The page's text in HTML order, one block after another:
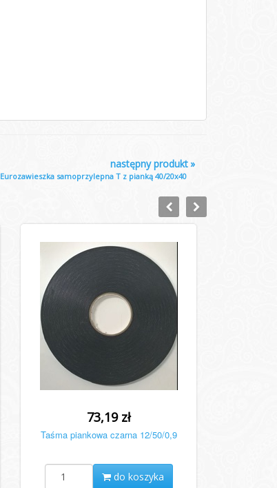
»
następny produkt
Eurozawieszka samoprzylepna T z pianką 40/20x40
73,19 zł
Taśma piankowa czarna 12/50/0,9
do koszyka